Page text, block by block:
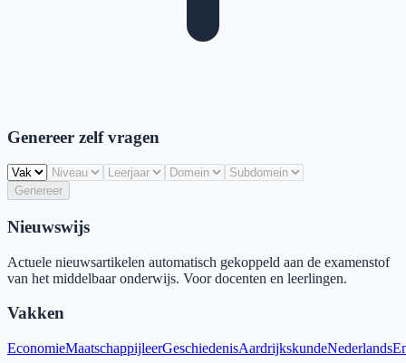
Genereer zelf vragen
Genereer
Nieuwswijs
Actuele nieuwsartikelen automatisch gekoppeld aan de examenstof
van het middelbaar onderwijs. Voor docenten en leerlingen.
Vakken
EconomieMaatschappijleerGeschiedenisAardrijkskundeNederlands